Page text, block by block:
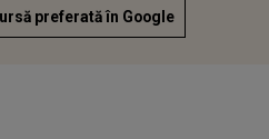
preferată în Google